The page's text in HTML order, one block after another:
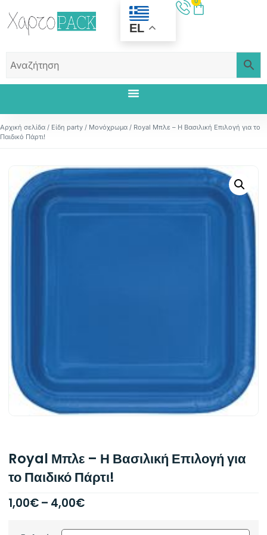
EL
Αρχική σελίδα / Είδη party / Μονόχρωμα / Royal Μπλε – Η Βασιλική Επιλογή για το
Παιδικό Πάρτι!
Royal Μπλε – Η Βασιλική Επιλογή για
το Παιδικό Πάρτι!
1,00€– 4,00€